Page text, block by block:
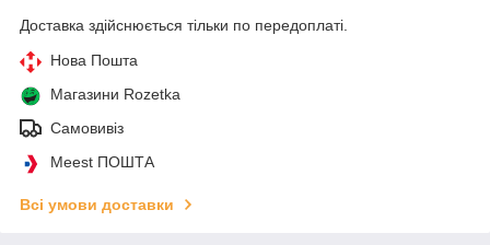
Доставка здійснюється тільки по передоплаті.
Нова Пошта
Магазини Rozetka
Самовивіз
Meest ПОШТА
Всі умови доставки